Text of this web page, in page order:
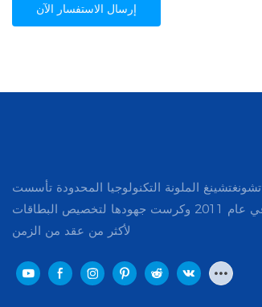
إرسال الاستفسار الآن
تشونغتشينغ الملونة التكنولوجيا المحدودة تأسست
في عام 2011 وكرست جهودها لتخصيص البطاقات
لأكثر من عقد من الزمن